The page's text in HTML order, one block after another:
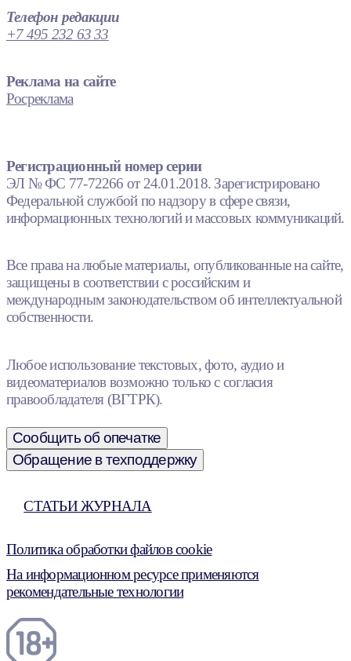
Телефон редакции
+7 495 232 63 33
Реклама на сайте
Росреклама
Регистрационный номер серии
ЭЛ № ФС 77-72266 от 24.01.2018. Зарегистрировано
Федеральной службой по надзору в сфере связи,
информационных технологий и массовых коммуникаций.
Все права на любые материалы, опубликованные на сайте,
защищены в соответствии с российским и
международным законодательством об интеллектуальной
собственности.
Любое использование текстовых, фото, аудио и
видеоматериалов возможно только с согласия
правообладателя (ВГТРК).
Сообщить об опечатке
Обращение в техподдержку
СТАТЬИ ЖУРНАЛА
Политика обработки файлов cookie
На информационном ресурсе применяются
рекомендательные технологии